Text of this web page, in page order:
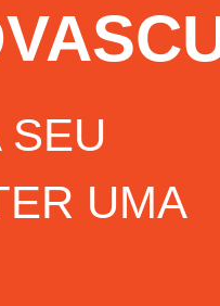
SEU
UMA